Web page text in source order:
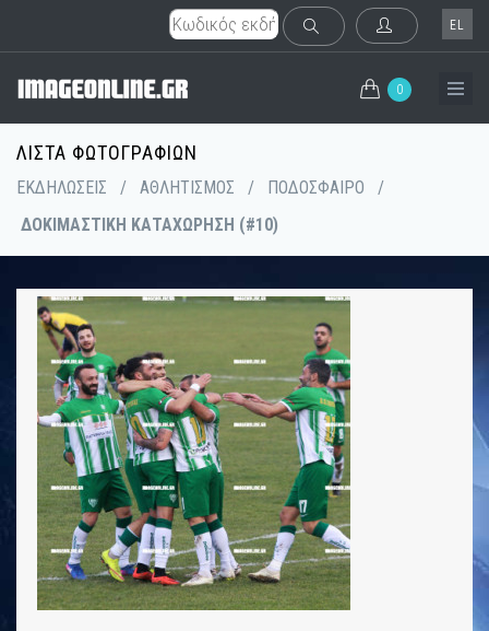
EL
0
ΛΊΣΤΑ ΦΩΤΟΓΡΑΦΙΏΝ
ΕΚΔΗΛΩΣΕΙΣ / ΑΘΛΗΤΙΣΜΟΣ / ΠΟΔΟΣΦΑΙΡΟ
/
ΔΟΚΙΜΑΣΤΙΚΗ ΚΑΤΑΧΩΡΗΣΗ (#10)